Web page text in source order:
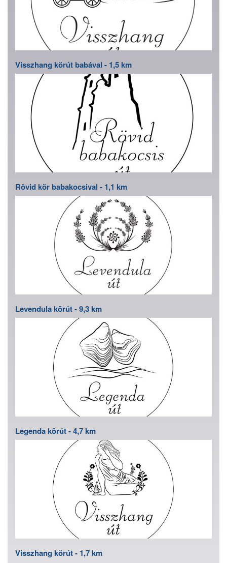
Visszhang körút babával - 1,5 km
Rövid kör babakocsival - 1,1 km
Levendula körút - 9,3 km
Legenda körút - 4,7 km
Visszhang körút - 1,7 km